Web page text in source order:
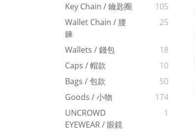
Key Chain / 鑰匙圈
105
Wallet Chain / 腰
鍊
25
Wallets / 錢包
18
Caps / 帽款
10
Bags / 包款
50
Goods / 小物
174
UNCROWD
EYEWEAR / 眼鏡
1